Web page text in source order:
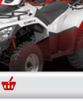
Panier